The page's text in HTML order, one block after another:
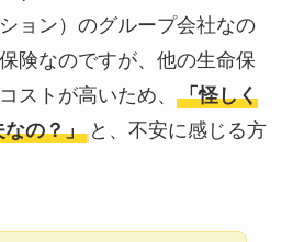
Liteの口コミ・評判は
実際どう？
ユリカコーポレーシ
いって本当？
ョン）のグループ会社なの
険なのですが、他の生命保
ストが高いため、 「怪しく
なの？」 と、不安に感じる方